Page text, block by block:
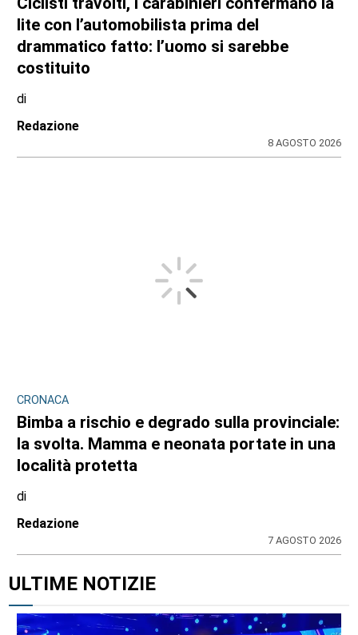
lite con l’automobilista prima del
drammatico fatto: l’uomo si sarebbe
costituito
di
Redazione
8 AGOSTO 2026
CRONACA
Bimba a rischio e degrado sulla provinciale:
la svolta. Mamma e neonata portate in una
località protetta
di
Redazione
7 AGOSTO 2026
ULTIME NOTIZIE